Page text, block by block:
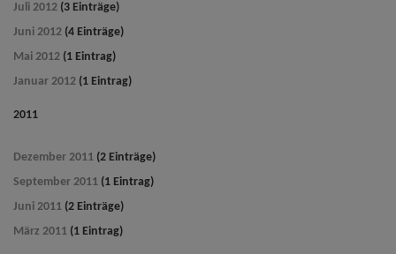
Juli 2012 (3 Einträge)
Juni 2012 (4 Einträge)
Mai 2012 (1 Eintrag)
Januar 2012 (1 Eintrag)
2011
Dezember 2011 (2 Einträge)
September 2011 (1 Eintrag)
Juni 2011 (2 Einträge)
März 2011 (1 Eintrag)